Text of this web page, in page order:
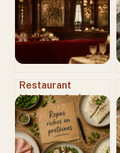
Restaurant
Maxim’s : 3 plats
iconiques et les
secrets d’un décor
classé